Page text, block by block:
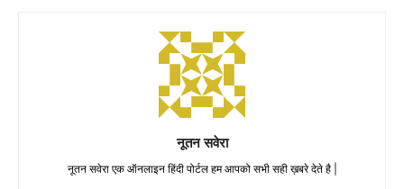
नूतन सवेरा
नूतन सवेरा एक ऑनलाइन हिंदी पोर्टल हम आपको सभी सही ख़बरे देते है |